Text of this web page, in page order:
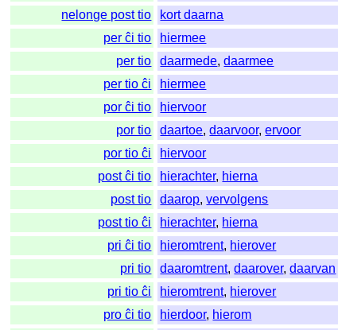
nelonge post tio
kort daarna
per ĉi tio
hiermee
per tio
daarmede,daarmee
per tio ĉi
hiermee
por ĉi tio
hiervoor
por tio
daartoe,daarvoor,ervoor
por tio ĉi
hiervoor
post ĉi tio
hierachter, hierna
post tio
daarop,vervolgens
post tio ĉi
hierachter, hierna
pri ĉi tio
hieromtrent, hierover
pri tio
daaromtrent,daarover,daarvan
pri tio ĉi
hieromtrent, hierover
pro ĉi tio
hierdoor, hierom